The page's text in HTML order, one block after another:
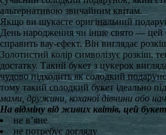
альтернативою звичайним квітам.
Якщо ви шукаєте оригінальний
День народження чи інше свято — цей
справить вау-ефект. Він виглядає
Золотистий колір символізує розкіш,
достатку. Такий букет з цукерок
чудово підходить як солодкий
тому такий солодкий букет ідеально
мами, дружини, коханої дівчини або
На відміну від живих квітів, цей
не в’яне
не потребує догляду